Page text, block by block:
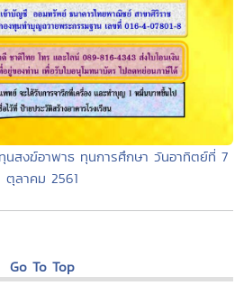
นสงฆ์อาพาธ ทุนการศึกษา วันอาทิตย์ที่ 7
ตุลาคม 2561
Go To Top